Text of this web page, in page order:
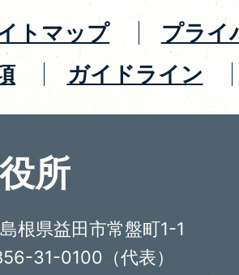
トマップ
プライ
ガイドライン
所
根県益田市常盤町1-1
31-0100（代表）